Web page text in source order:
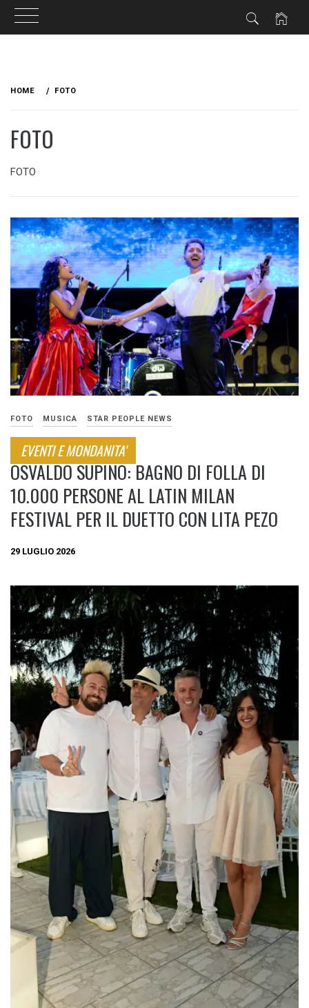
HOME FOTO
FOTO
FOTO
FOTO MUSICA STAR PEOPLE NEWS
EVENTI E MONDANITA'
OSVALDO SUPINO: BAGNO DI FOLLA DI
10.000 PERSONE AL LATIN MILAN
FESTIVAL PER IL DUETTO CON LITA PEZO
29 LUGLIO 2026